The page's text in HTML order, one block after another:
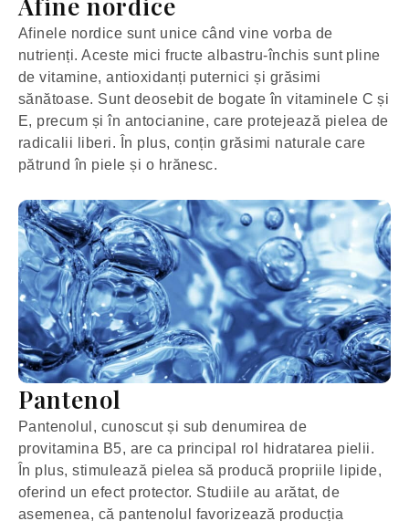
Afinele nordice sunt unice când vine vorba de
nutrienți. Aceste mici fructe albastru-închis sunt pline
de vitamine, antioxidanți puternici și grăsimi
sănătoase. Sunt deosebit de bogate în vitaminele C și
E, precum și în antocianine, care protejează pielea de
radicalii liberi. În plus, conțin grăsimi naturale care
pătrund în piele și o hrănesc.
Pantenol
Pantenolul, cunoscut și sub denumirea de
provitamina B5, are ca principal rol hidratarea pielii.
În plus, stimulează pielea să producă propriile lipide,
oferind un efect protector. Studiile au arătat, de
asemenea, că pantenolul favorizează producția